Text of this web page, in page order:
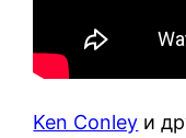
Ken Conley и